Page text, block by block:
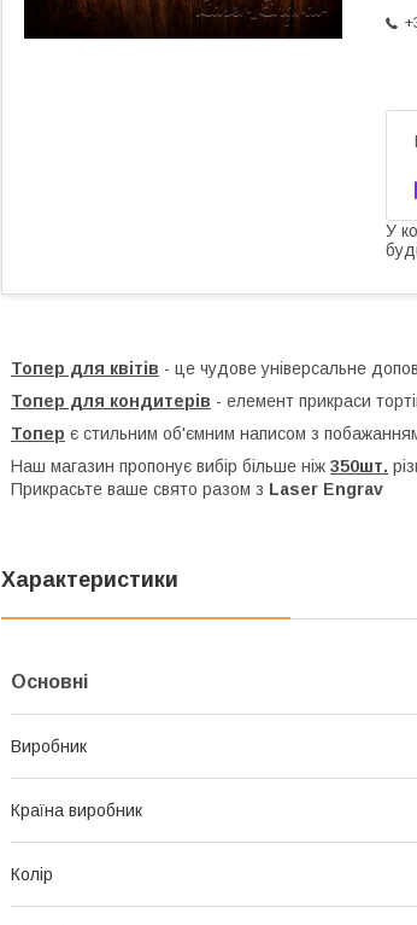
У
Топер для квітів - це чудове універсальне
Топер для кондитерів - елемент прикраси
Топер є стильним об'ємним написом з
Наш магазин пропонує вибір більше ніж 350шт.
Прикрасьте ваше свято разом з Laser Engrav
Характеристики
Основні
Виробник
Країна виробник
Колір